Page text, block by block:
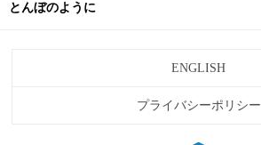
とんぼのように
ENGLISH
プライバシーポリシー